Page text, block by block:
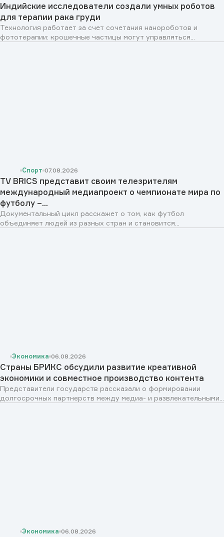
Индийские исследователи создали умных роботов
для терапии рака груди
Технология работает за счет сочетания нанороботов и
фототерапии: крошечные частицы могут управляться...
Спорт 07.08.2026
TV BRICS представит своим телезрителям
международный медиапроект о чемпионате мира по
футболу –...
Документальный цикл расскажет о том, как футбол
объединяет людей из разных стран и становится...
Экономика 06.08.2026
Страны БРИКС обсудили развитие креативной
экономики и совместное производство контента
Представители государств рассказали о формировании
долгосрочных партнерств между медиа- и развлекательными...
Экономика 06.08.2026